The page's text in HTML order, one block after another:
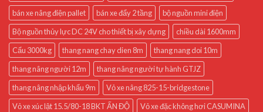
bán xe nâng điện pallet
bán xe đẩy 2 tầng
bộ nguồn mini điện
Bộ nguồn thủy lực DC 24V cho thiết bị xây dựng
chiều dài 1600mm
Cẩu 3000kg
thang nang chay dien 8m
thang nang doi 10m
thang nâng người 12m
thang nâng người tự hành GTJZ
thang nâng nhập khẩu 9m
Vỏ xe nâng 825-15-bridgestone
Vỏ xe xúc lật 15.5/80-18 BKT ẤN ĐỘ
Vỏ xe đặc không hơi CASUMINA